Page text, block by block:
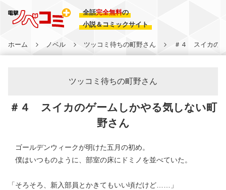
全話完全無料の
小説＆コミックサイト
ホーム ノベル ツッコミ待ちの町野さん ＃４ スイカの
ツッコミ待ちの町野さん
＃４ スイカのゲームしかやる気しない町
野さん
ゴールデンウィークが明けた五月の初め。
僕はいつものように、部室の床にドミノを並べていた。
「そろそろ、新入部員とかきてもいい頃だけど……」